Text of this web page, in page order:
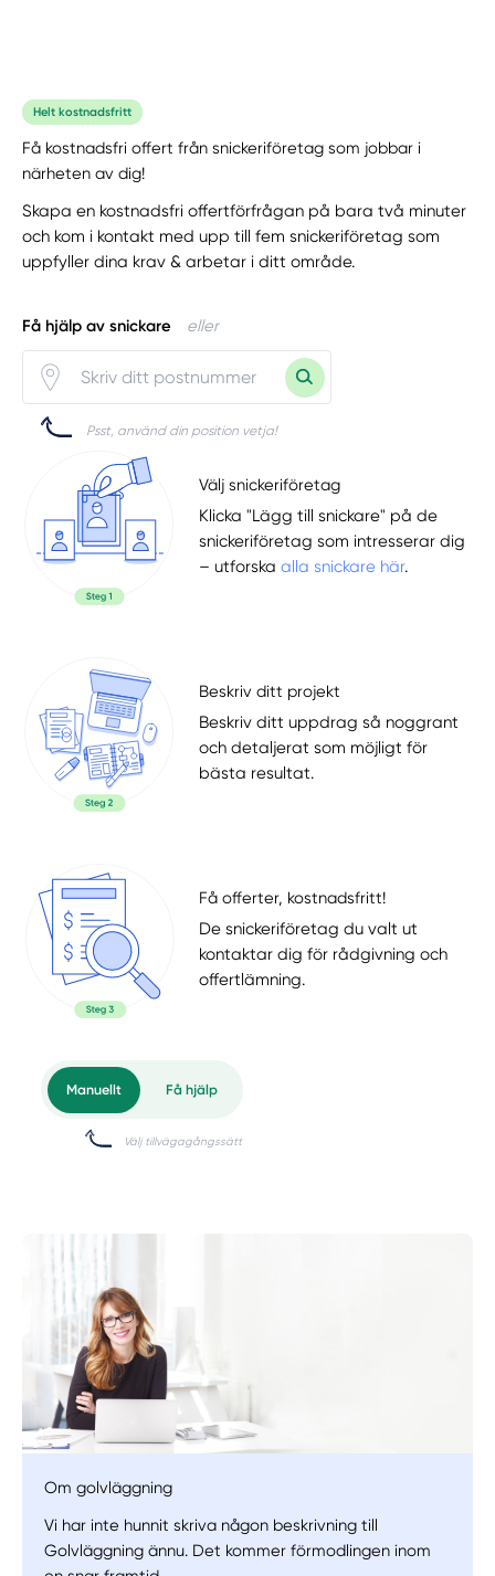
Helt kostnadsfritt
Få kostnadsfri offert från snickeriföretag som jobbar i
närheten av dig!
Skapa en kostnadsfri offertförfrågan på bara två minuter
och kom i kontakt med upp till fem snickeriföretag som
uppfyller dina krav & arbetar i ditt område.
Få hjälp av snickare eller
Psst, använd din position vetja!
Välj snickeriföretag
Klicka "Lägg till snickare" på de
snickeriföretag som intresserar dig
– utforskaalla snickare här.
Beskriv ditt projekt
Beskriv ditt uppdrag så noggrant
och detaljerat som möjligt för
bästa resultat.
Få offerter, kostnadsfritt!
De snickeriföretag du valt ut
kontaktar dig för rådgivning och
offertlämning.
Om golvläggning
Vi har inte hunnit skriva någon beskrivning till
Golvläggning ännu. Det kommer förmodlingen inom